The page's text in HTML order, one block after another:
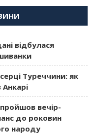
відбулася
Туреччини: як
вечір-
до роковин
народу